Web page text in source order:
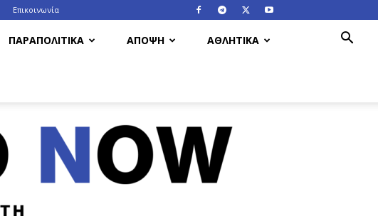
Eπικοινωνία
ΠΑΡΑΠΟΛΙΤΙΚΑ ΑΠΟΨΗ ΑΘΛΗΤΙΚΑ